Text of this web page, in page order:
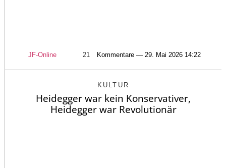
JF-Online 21 Kommentare — 29. Mai 2026 14:22
KULTUR
Heidegger war kein Konservativer,
Heidegger war Revolutionär